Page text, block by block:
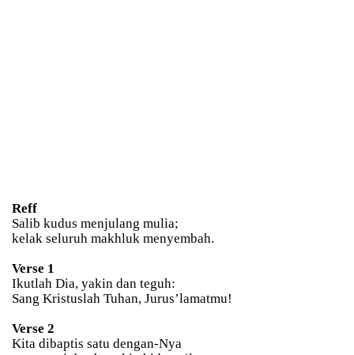
Reff
Salib kudus menjulang mulia;
kelak seluruh makhluk menyembah.
Verse 1
Ikutlah Dia, yakin dan teguh:
Sang Kristuslah Tuhan, Jurus’lamatmu!
Verse 2
Kita dibaptis satu dengan-Nya